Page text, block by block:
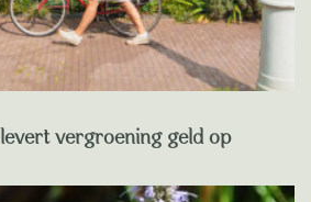
vergroening geld op